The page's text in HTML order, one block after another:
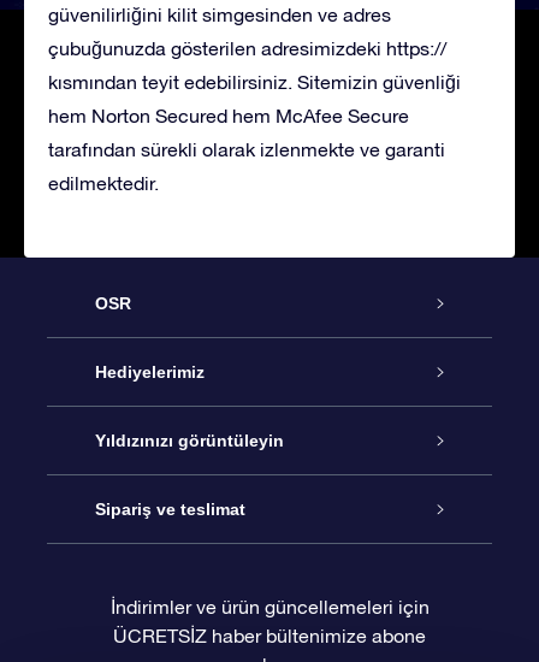
güvenilirliğini kilit simgesinden ve adres
çubuğunuzda gösterilen adresimizdeki https://
kısmından teyit edebilirsiniz. Sitemizin güvenliği
hem Norton Secured hem McAfee Secure
tarafından sürekli olarak izlenmekte ve garanti
edilmektedir.
OSR
Hizmet
İletişim
Blogu
Değerlendirmeler
Hediyelerimiz
Çevrimiçi Yıldız Hediyesi
OSR Hediye Paketi
OSR Hediye Kartı
Yıldızınızı görüntüleyin
Star Register
Kişiselleştirilmiş Yıldız Sayfası
Sipariş ve teslimat
Ödeme bilgileri
İndirimler ve ürün güncellemeleri için
ÜCRETSİZ haber bültenimize abone